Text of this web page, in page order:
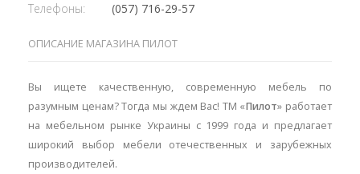
Телефоны:
(057) 716-29-57
ОПИСАНИЕ МАГАЗИНА ПИЛОТ
Вы ищете качественную, современную мебель по
разумным ценам? Тогда мы ждем Вас! ТМ «Пилот» работает
на мебельном рынке Украины с 1999 года и предлагает
широкий выбор мебели отечественных и зарубежных
производителей.